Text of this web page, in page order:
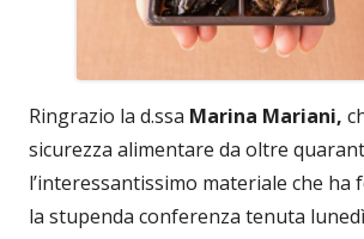
Ringrazio la d.ssa Marina Mariani,
sicurezza alimentare da oltre
l’interessantissimo materiale che
la stupenda conferenza tenuta